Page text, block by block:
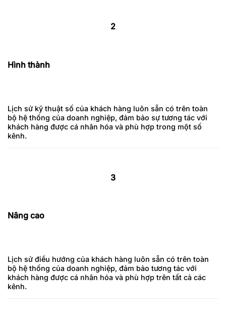
2
Hình thành
Lịch sử kỹ thuật số của khách hàng luôn sẵn có trên toàn
bộ hệ thống của doanh nghiệp, đảm bảo sự tương tác với
khách hàng được cá nhân hóa và phù hợp trong một số
kênh.
3
Nâng cao
Lịch sử điều hướng của khách hàng luôn sẵn có trên toàn
bộ hệ thống của doanh nghiệp, đảm bảo tương tác với
khách hàng được cá nhân hóa và phù hợp trên tất cả các
kênh.